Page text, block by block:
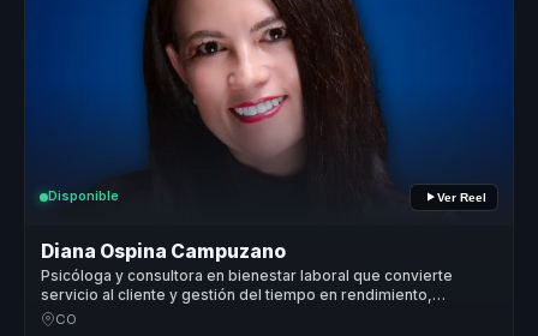
Disponible Ver Reel
Diana Ospina Campuzano
Psicóloga y consultora en bienestar laboral que convierte
servicio al cliente y gestión del tiempo en rendimiento,
equilibrio y cultura para equipos.
CO